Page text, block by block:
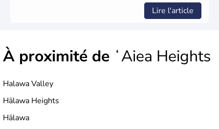
Lire l'article
À proximité de ʻAiea Heights
Halawa Valley
Hālawa Heights
Hālawa